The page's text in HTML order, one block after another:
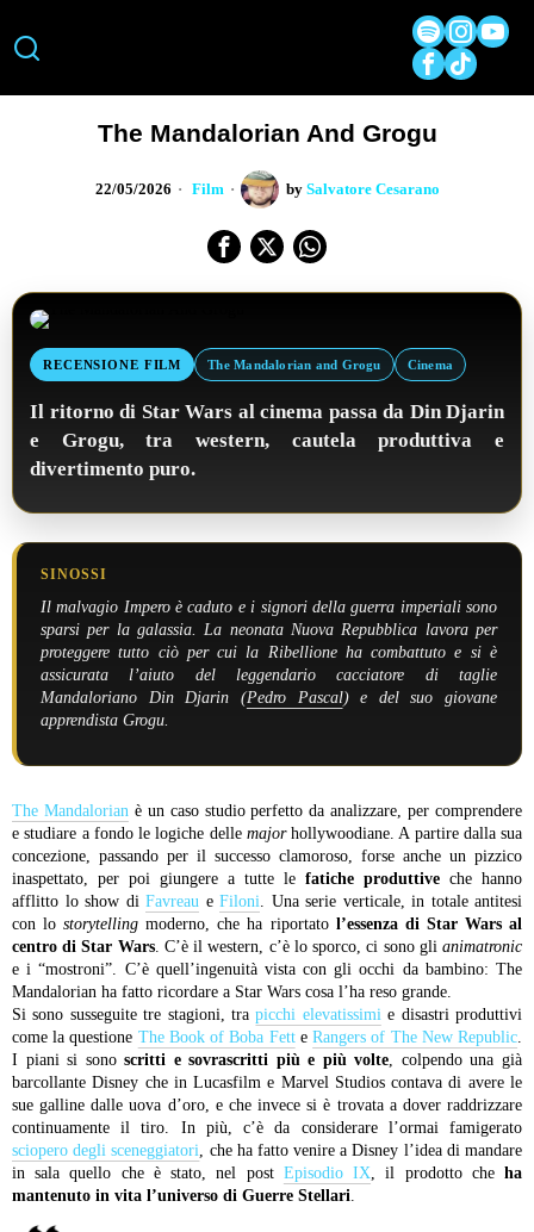
The Mandalorian And Grogu
22/05/2026 Film by Salvatore Cesarano
RECENSIONE FILM The Mandalorian and Grogu Cinema
Il ritorno di Star Wars al cinema passa da Din Djarin
e Grogu, tra western, cautela produttiva e
divertimento puro.
SINOSSI
Il malvagio Impero è caduto e i signori della guerra imperiali sono
sparsi per la galassia. La neonata Nuova Repubblica lavora per
proteggere tutto ciò per cui la Ribellione ha combattuto e si è
assicurata l’aiuto del leggendario cacciatore di taglie
Mandaloriano Din Djarin (Pedro Pascal) e del suo giovane
apprendista Grogu.
The Mandalorianè un caso studio perfetto da analizzare, per comprendere
e studiare a fondo le logiche delle majorhollywoodiane. A partire dalla sua
concezione, passando per il successo clamoroso, forse anche un pizzico
inaspettato, per poi giungere a tutte le fatiche produttive che hanno
afflitto lo show di Favreau e Filoni. Una serie verticale, in totale antitesi
con lostorytelling moderno, che ha riportato l’essenza di Star Wars al
centro di Star Wars. C’è il western, c’è lo sporco, ci sono glianimatronic
e i “mostroni”. C’è quell’ingenuità vista con gli occhi da bambino: The
Mandalorian ha fatto ricordare a Star Wars cosa l’ha reso grande.
Si sono susseguite tre stagioni, trapicchi elevatissimie disastri produttivi
come la questione The Book of Boba FetteRangers of The New Republic.
I piani si sonoscritti e sovrascritti più e più volte, colpendo una già
barcollante Disney che in Lucasfilm e Marvel Studios contava di avere le
sue galline dalle uova d’oro, e che invece si è trovata a dover raddrizzare
continuamente il tiro. In più, c’è da considerare l’ormai famigerato
sciopero degli sceneggiatori, che ha fatto venire a Disney l’idea di mandare
in sala quello che è stato, nel post Episodio IX, il prodotto cheha
mantenuto in vita l’universo di Guerre Stellari.